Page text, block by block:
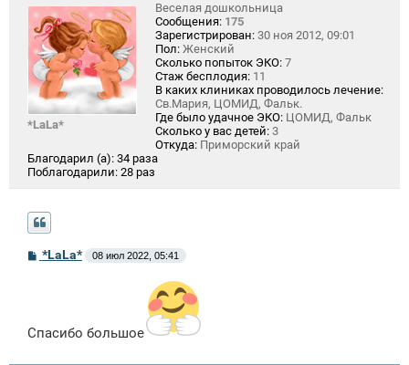
*LaLa*
Веселая дошкольница
Сообщения: 175
Зарегистрирован: 30 ноя 2012, 09:01
Пол: Женский
Сколько попыток ЭКО: 7
Стаж бесплодия: 11
В каких клиниках проводилось лечение:
Св.Мария, ЦОМИД, Фальк.
Где было удачное ЭКО: ЦОМИД, Фальк
Сколько у вас детей: 3
Откуда: Приморский край
Благодарил (а): 34 раза
Поблагодарили: 28 раз
С
н
*LaLa* 08 июл 2022, 05:41
Спасибо большое